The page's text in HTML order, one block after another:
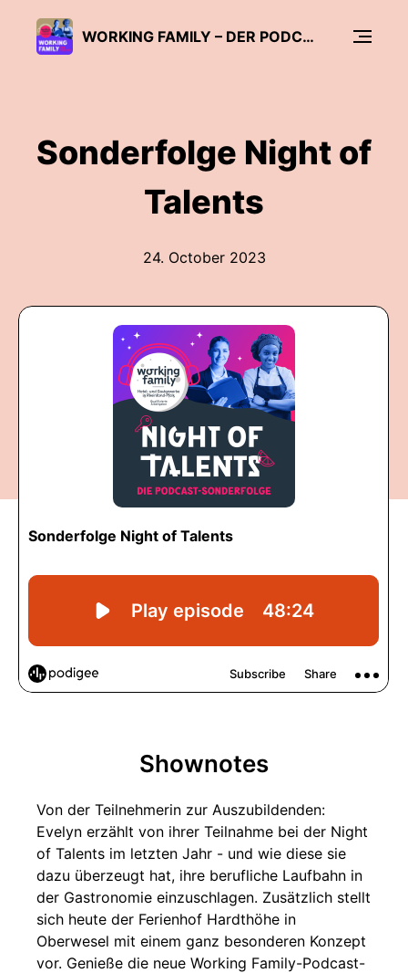
WORKING FAMILY – DER PODCAST
Sonderfolge Night of
Talents
24. October 2023
Shownotes
Von der Teilnehmerin zur Auszubildenden:
Evelyn erzählt von ihrer Teilnahme bei der Night
of Talents im letzten Jahr - und wie diese sie
dazu überzeugt hat, ihre berufliche Laufbahn in
der Gastronomie einzuschlagen. Zusätzlich stellt
sich heute der Ferienhof Hardthöhe in
Oberwesel mit einem ganz besonderen Konzept
vor. Genieße die neue Working Family-Podcast-